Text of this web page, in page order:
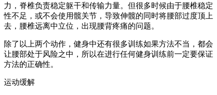
力，脊椎负责稳定躯干和传输力量。但很多时候由于腰椎稳定
性不足，或不会使用髋关节，导致伸髋的同时将腰部过度顶上
去，腰椎远离中立位，出现腰背疼痛的问题。
除了以上两个动作，健身中还有很多训练如果方法不当，都会
让腰部处于风险之中，所以在进行任何健身训练前一定要保证
方法的正确性。
运动缓解